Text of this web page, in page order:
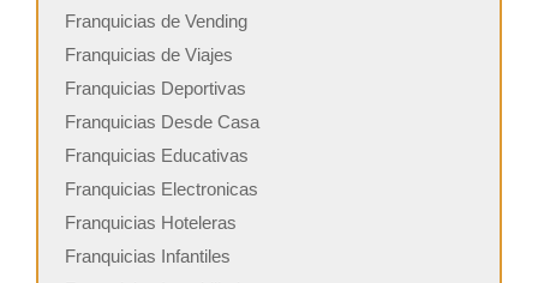
Franquicias de Vending
Franquicias de Viajes
Franquicias Deportivas
Franquicias Desde Casa
Franquicias Educativas
Franquicias Electronicas
Franquicias Hoteleras
Franquicias Infantiles